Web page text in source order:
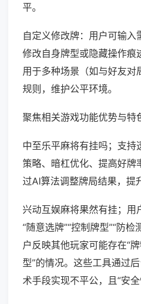
平。
自定义修改牌：用户可输入
修改自身牌型或隐藏操作痕
用于多种场景（如与好友对
规则，维护公平环境。
聚焦相关游戏功能优势与特
中至乐平麻将有挂吗；支持
策略、暗杠优化、提高好牌
过AI算法调整牌局结果，提
兴动互娱麻将果然有挂；用
“随意选牌”“控制牌型”“防
户反映其他玩家可能存在“
型”的情况。这些工具通过
术手段实现不平公，且“安全